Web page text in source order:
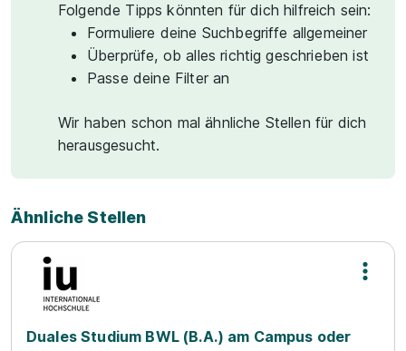
Folgende Tipps könnten für dich hilfreich sein:
Formuliere deine Suchbegriffe allgemeiner
Überprüfe, ob alles richtig geschrieben ist
Passe deine Filter an
Wir haben schon mal ähnliche Stellen für dich
herausgesucht.
Ähnliche Stellen
Duales Studium BWL (B.A.) am Campus oder